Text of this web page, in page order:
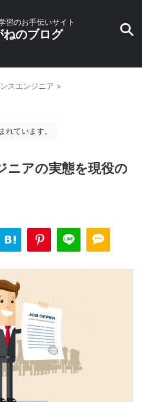
習のお手伝いサイト
ねのブログ
スエンジニア >
れています。
ニアの実態を現役の